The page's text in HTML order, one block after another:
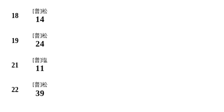
18
[普]松
14
19
[普]松
24
21
[普]塩
11
22
[普]松
39